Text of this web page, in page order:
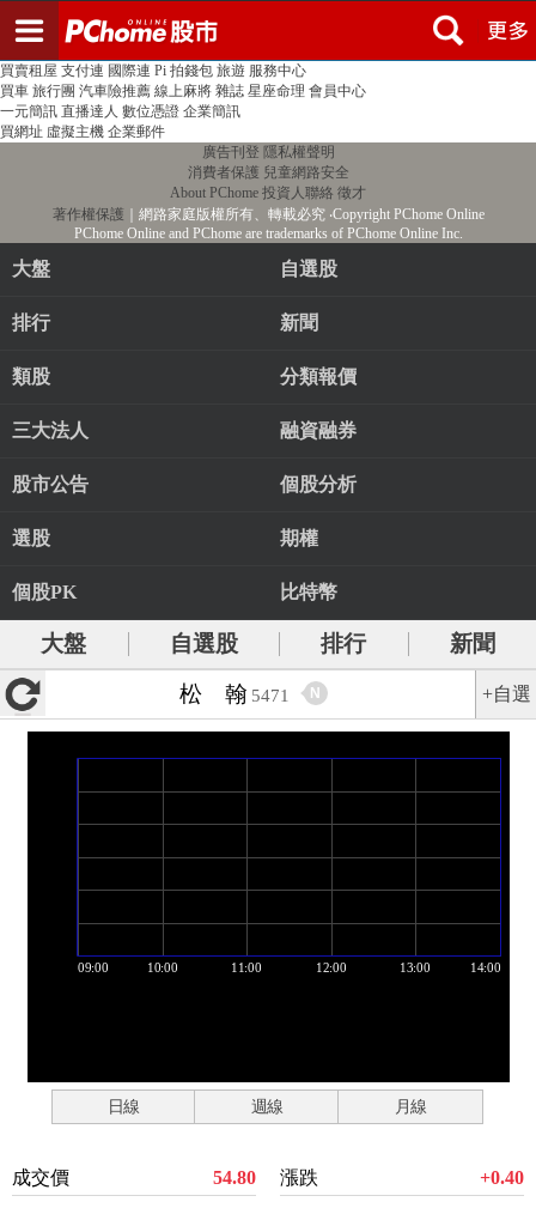
PChome首頁 線上購物 24h購物 書店
買賣租屋 支付連 國際連 Pi 拍錢包 旅遊 服務中心
買車 旅行團 汽車險推薦 線上麻將 雜誌 星座命理 會員中心
一元簡訊 直播達人 數位憑證 企業簡訊
買網址 虛擬主機 企業郵件
廣告刊登 隱私權聲明
消費者保護 兒童網路安全
About PChome 投資人聯絡 徵才
著作權保護 ｜網路家庭版權所有、轉載必究‧Copyright PChome Online
PChome Online and PChome are trademarks of PChome Online Inc.
大盤 自選股
排行 新聞
類股 分類報價
三大法人 融資融券
股市公告 個股分析
選股 期權
個股PK 比特幣
大盤 自選股 排行
新聞
松 翰 5471 N +自選
日線 週線 月線
成交價 54.80 漲跌 +0.40